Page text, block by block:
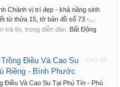
Chánh vị trí đẹp - khả năng sinh
từ thửa 15, tờ bản đồ số 73 -...
trả lời, trong diễn đàn: Bất Động
Chủ đề
Điều Và Cao Su
Riềng - Bình Phước
Điều Và Cao Su Tại Phú Tín - Phú